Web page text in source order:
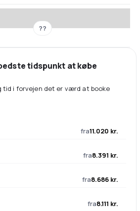
??
tidspunkt at købe
tid i forvejen det er værd at booke
fra11.020 kr.
fra8.391 kr.
fra8.686 kr.
fra8.111 kr.